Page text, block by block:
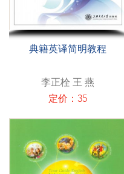
典籍英译简明教程
李正栓 王 燕
定价：35